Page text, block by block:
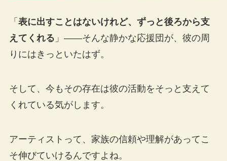
「 表に出すことはないけれど、ずっと後ろから支
えてくれる 」――そんな静かな応援団が、彼の周
りにはきっといたはず。
そして、今もその存在は彼の活動をそっと支えて
くれている気がします。
アーティストって、家族の信頼や理解があってこ
そ伸びていけるんですよね。